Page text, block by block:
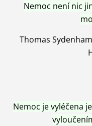
Nemoc není nic
Thomas
Nemoc je vyléčena